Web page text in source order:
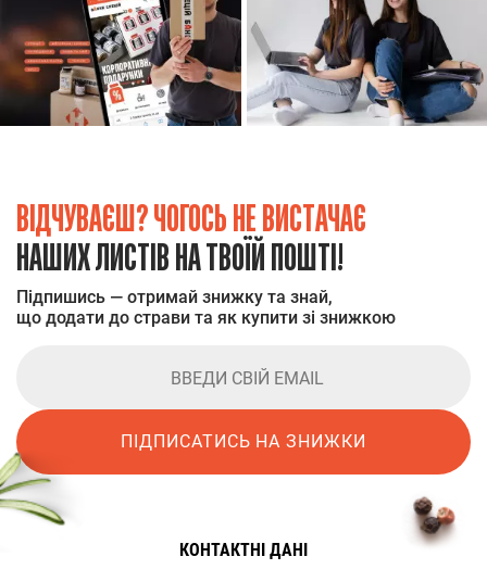
ВІДЧУВАЄШ? ЧОГОСЬ НЕ ВИСТАЧАЄ
НАШИХ ЛИСТІВ НА ТВОЇЙ ПОШТІ!
Підпишись — отримай знижку та знай,
що додати до страви та як купити зі знижкою
ПІДПИСАТИСЬ НА ЗНИЖКИ
КОНТАКТНІ ДАНІ